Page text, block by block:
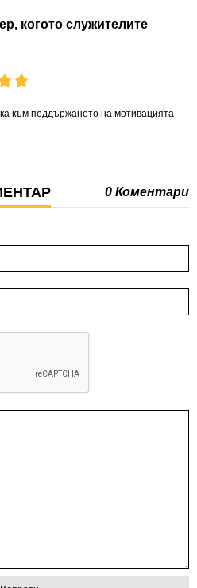
когото служителите
към поддържането на мотивацията
0 Коментари